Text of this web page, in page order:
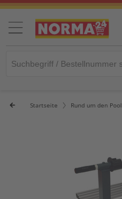
Startseite Rund um den Pool